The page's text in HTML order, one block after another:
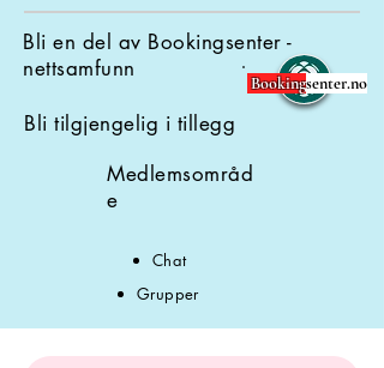
Bli en del av Bookingsenter -
nettsamfunn
Bookingsenter.no
Bli tilgjengelig i tillegg
Medlemsområd
e
Chat
Grupper